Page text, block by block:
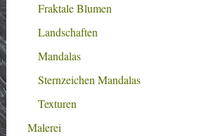
Fraktale Blumen
Landschaften
Mandalas
Sternzeichen Mandalas
Texturen
Malerei